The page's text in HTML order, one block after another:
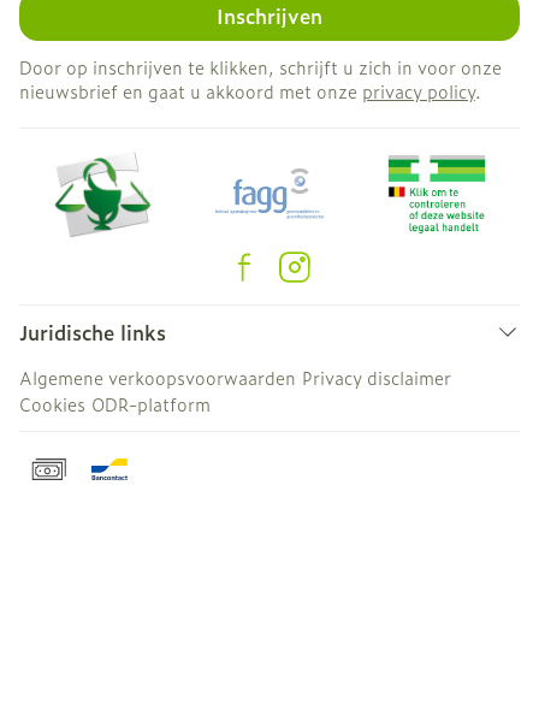
Inschrijven
Door op inschrijven te klikken, schrijft u zich in voor onze
nieuwsbrief en gaat u akkoord met onze privacy policy.
Juridische links
Algemene verkoopsvoorwaarden Privacy disclaimer
Cookies ODR-platform